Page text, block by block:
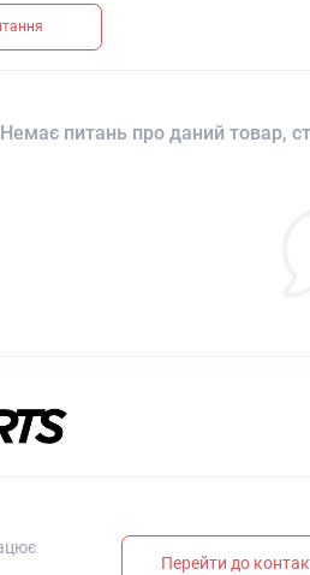
Немає питань про даний товар,
Перейти до